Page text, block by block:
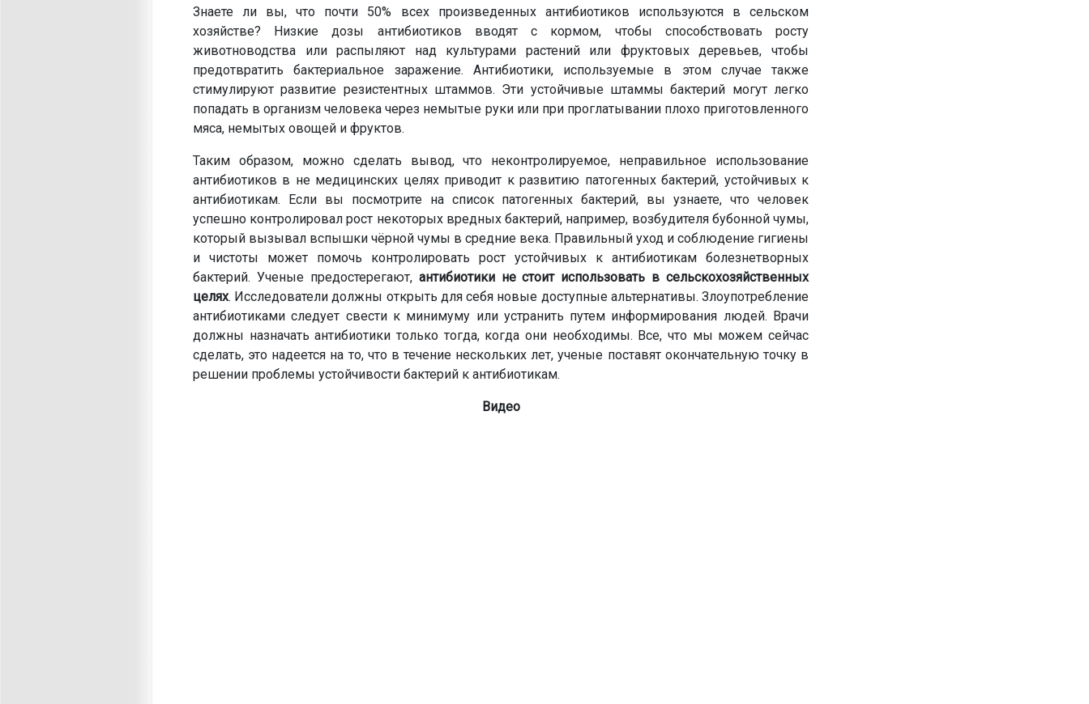
Знаете ли вы, что почти 50% всех произведенных антибиотиков используются в сельском
хозяйстве? Низкие дозы антибиотиков вводят с кормом, чтобы способствовать росту
животноводства или распыляют над культурами растений или фруктовых деревьев, чтобы
предотвратить бактериальное заражение. Антибиотики, используемые в этом случае также
стимулируют развитие резистентных штаммов. Эти устойчивые штаммы бактерий могут легко
попадать в организм человека через немытые руки или при проглатывании плохо приготовленного
мяса, немытых овощей и фруктов.
Таким образом, можно сделать вывод, что неконтролируемое, неправильное использование
антибиотиков в не медицинских целях приводит к развитию патогенных бактерий, устойчивых к
антибиотикам. Если вы посмотрите на список патогенных бактерий, вы узнаете, что человек
успешно контролировал рост некоторых вредных бактерий, например, возбудителя бубонной чумы,
который вызывал вспышки чёрной чумы в средние века. Правильный уход и соблюдение гигиены
и чистоты может помочь контролировать рост устойчивых к антибиотикам болезнетворных
бактерий. Ученые предостерегают,антибиотики не стоит использовать в сельскохозяйственных
целях. Исследователи должны открыть для себя новые доступные альтернативы. Злоупотребление
антибиотиками следует свести к минимуму или устранить путем информирования людей. Врачи
должны назначать антибиотики только тогда, когда они необходимы. Все, что мы можем сейчас
сделать, это надеется на то, что в течение нескольких лет, ученые поставят окончательную точку в
решении проблемы устойчивости бактерий к антибиотикам.
Видео